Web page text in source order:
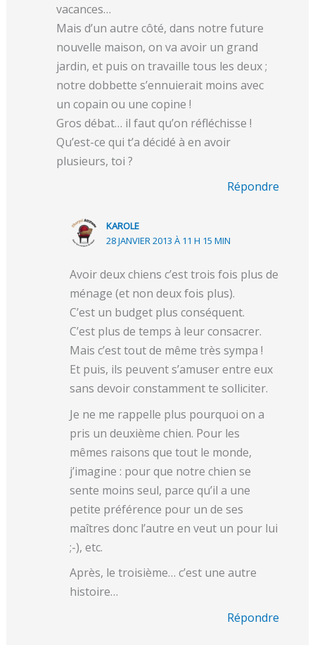
vacances…
Mais d’un autre côté, dans notre future
nouvelle maison, on va avoir un grand
jardin, et puis on travaille tous les deux ;
notre dobbette s’ennuierait moins avec
un copain ou une copine !
Gros débat… il faut qu’on réfléchisse !
Qu’est-ce qui t’a décidé à en avoir
plusieurs, toi ?
Répondre
KAROLE
28 JANVIER 2013 À 11 H 15 MIN
Avoir deux chiens c’est trois fois plus de
ménage (et non deux fois plus).
C’est un budget plus conséquent.
C’est plus de temps à leur consacrer.
Mais c’est tout de même très sympa !
Et puis, ils peuvent s’amuser entre eux
sans devoir constamment te solliciter.
Je ne me rappelle plus pourquoi on a
pris un deuxième chien. Pour les
mêmes raisons que tout le monde,
j’imagine : pour que notre chien se
sente moins seul, parce qu’il a une
petite préférence pour un de ses
maîtres donc l’autre en veut un pour lui
;-), etc.
Après, le troisième… c’est une autre
histoire…
Répondre